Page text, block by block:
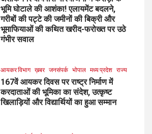
भूमि घोटाले की आशंका! एलायमेंट बदलने,
गरीबों की पट्टे की जमीनों की बिक्री और
भूमाफियाओं की कथित खरीद-फरोख्त पर उठे
गंभीर सवाल
आयकर विभाग ख़बर जनसंपर्क भोपाल मध्य प्रदेश राज्य
167वें आयकर दिवस पर राष्ट्र निर्माण में
करदाताओं की भूमिका का संदेश, उत्कृष्ट
खिलाड़ियों और विद्यार्थियों का हुआ सम्मान